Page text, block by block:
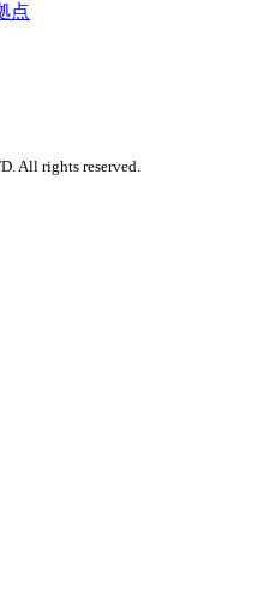
点
All rights reserved.